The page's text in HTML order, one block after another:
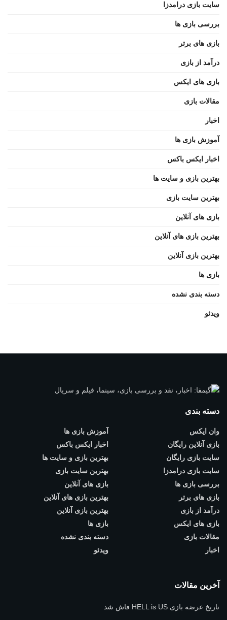
سایت بازی درامدزا
بررسی بازی ها
بازی های برتر
درآمد از بازی
بازی های ایکس
مقالات بازی
اخبار
آموزش بازی ها
اخبار ایکس باکس
بهترین بازی و سایت ها
بهترین سایت بازی
بازی های آنلاین
بهترین بازی های آنلاین
بهترین بازی آنلاین
بازی ها
دسته بندی نشده
ویدئو
دسته بندی
وان ایکس
بازی آنلاین رایگان
سایت بازی رایگان
سایت بازی درامدزا
بررسی بازی ها
بازی های برتر
درآمد از بازی
بازی های ایکس
مقالات بازی
اخبار
آموزش بازی ها
اخبار ایکس باکس
بهترین بازی و سایت ها
بهترین سایت بازی
بازی های آنلاین
بهترین بازی های آنلاین
بهترین بازی آنلاین
بازی ها
دسته بندی نشده
ویدئو
آخرین مقالات
تاریخ عرضه بازی HELL is US فاش شد